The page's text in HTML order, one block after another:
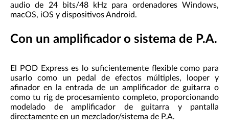
audio de 24 bits/48 kHz para ordenadores Windows,
macOS, iOS y dispositivos Android.
Con un amplificador o sistema de P.A.
El POD Express es lo suficientemente flexible como para
usarlo como un pedal de efectos múltiples, looper y
afinador en la entrada de un amplificador de guitarra o
como tu rig de procesamiento completo, proporcionando
modelado de amplificador de guitarra y pantalla
directamente en un mezclador/sistema de P.A.